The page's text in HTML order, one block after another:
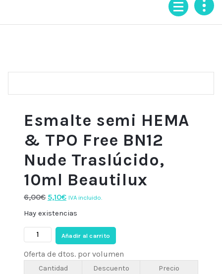
Esmalte semi HEMA
& TPO Free BN12
Nude Traslúcido,
10ml Beautilux
6,00€ El
precio
era:
6,00€.
5,10€El
precio
es:
5,10€.
IVA incluido.
Hay existencias
Esmalte
semi
HEMA
Añadir al carrito
Oferta de dtos. por volumen
Cantidad Descuento
Precio